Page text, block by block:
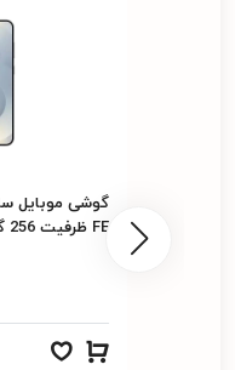
FE ظرفیت 256 گیگابایت رم 8 گیگابایت